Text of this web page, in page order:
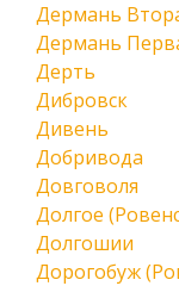
Дермань
Дермань
Дерть
Дибровск
Дивень
Добривода
Довговоля
Долгое
Долгошии
Дорогобуж